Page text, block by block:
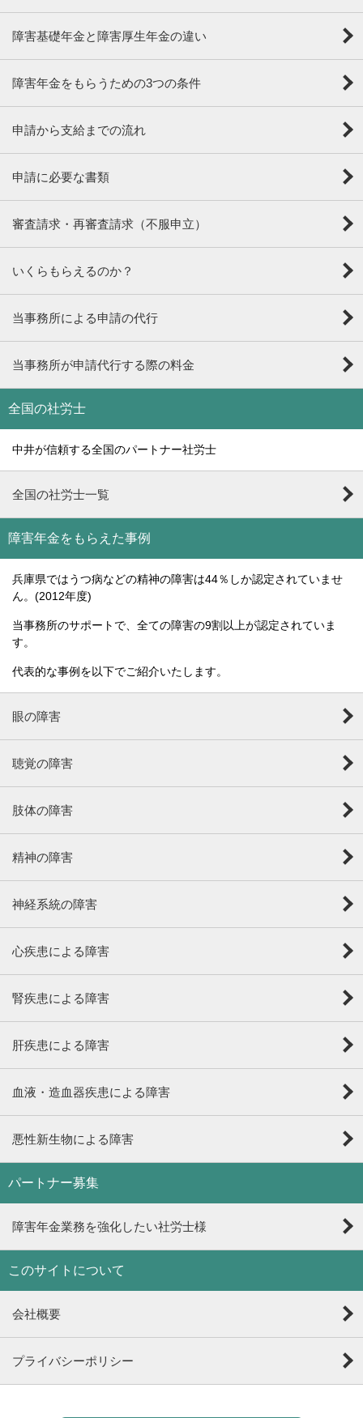
障害基礎年金と障害厚生年金の違い
障害年金をもらうための3つの条件
申請から支給までの流れ
申請に必要な書類
審査請求・再審査請求（不服申立）
いくらもらえるのか？
当事務所による申請の代行
当事務所が申請代行する際の料金
全国の社労士
中井が信頼する全国のパートナー社労士
全国の社労士一覧
障害年金をもらえた事例
兵庫県ではうつ病などの精神の障害は44％しか認定されていませ
ん。(2012年度)
当事務所のサポートで、全ての障害の9割以上が認定されていま
す。
代表的な事例を以下でご紹介いたします。
眼の障害
聴覚の障害
肢体の障害
精神の障害
神経系統の障害
心疾患による障害
腎疾患による障害
肝疾患による障害
血液・造血器疾患による障害
悪性新生物による障害
パートナー募集
障害年金業務を強化したい社労士様
このサイトについて
会社概要
プライバシーポリシー